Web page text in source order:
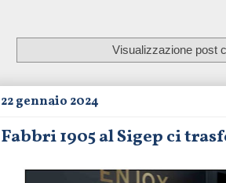
Visualizzazione post
22 gennaio 2024
Fabbri 1905 al Sigep ci